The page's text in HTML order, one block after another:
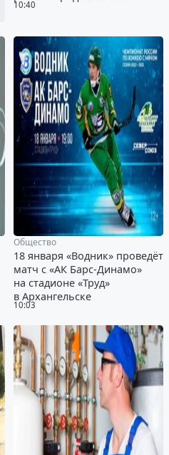
10:40
10:03
Общество
18 января «Водник» проведёт
матч с «АК Барс-Динамо»
на стадионе «Труд»
в Архангельске